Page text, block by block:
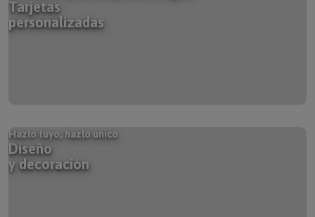
personalizadas
Diseño
y decoración